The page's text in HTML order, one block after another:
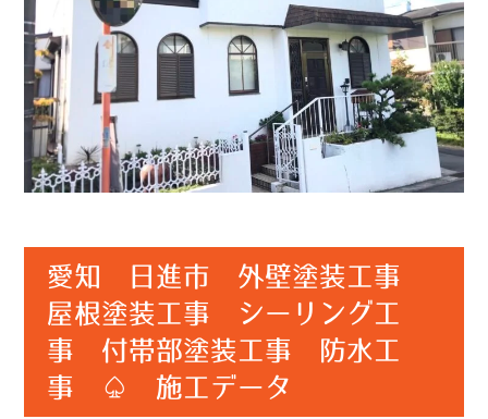
愛知 日進市 外壁塗装工事
屋根塗装工事 シーリング工
事 付帯部塗装工事 防水工
事 ♤ 施工データ